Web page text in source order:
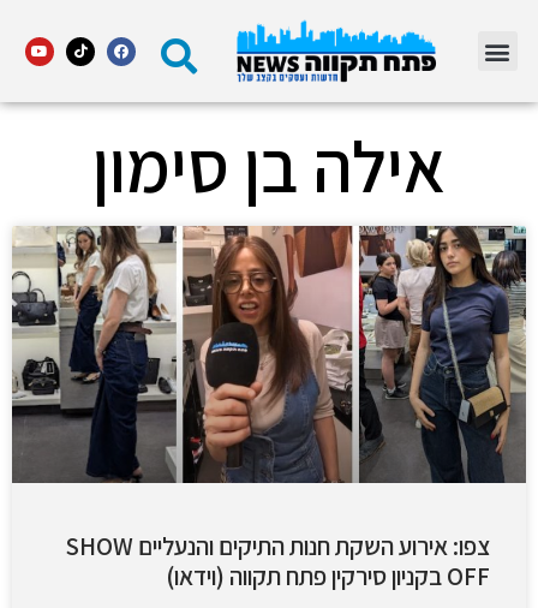
אילה בן סימון
צפו: אירוע השקת חנות התיקים והנעליים SHOW
OFF בקניון סירקין פתח תקווה (וידאו)